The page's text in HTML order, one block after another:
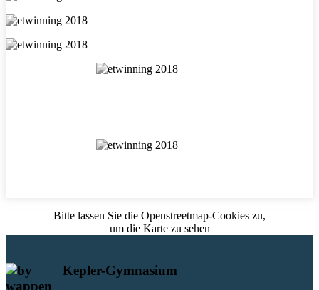
Bitte lassen Sie die Openstreetmap-Cookies zu,
um die Karte zu sehen
Kepler-Gymnasium